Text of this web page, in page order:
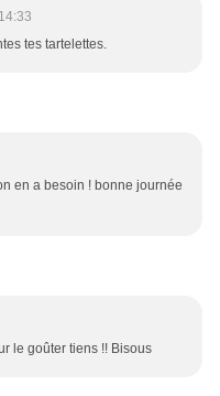
tes tartelettes.
en a besoin ! bonne journée
le goûter tiens !! Bisous